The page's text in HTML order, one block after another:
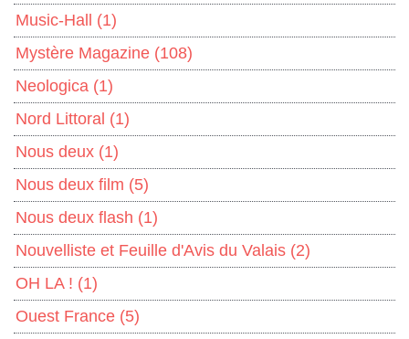
Music-Hall (1)
Mystère Magazine (108)
Neologica (1)
Nord Littoral (1)
Nous deux (1)
Nous deux film (5)
Nous deux flash (1)
Nouvelliste et Feuille d'Avis du Valais (2)
OH LA ! (1)
Ouest France (5)